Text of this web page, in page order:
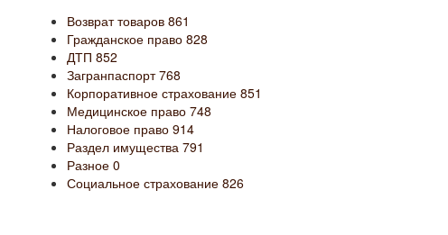
Возврат товаров 861
Гражданское право 828
ДТП 852
Загранпаспорт768
Корпоративное страхование 851
Медицинское право 748
Налоговое право 914
Раздел имущества 791
Разное 0
Социальное страхование 826